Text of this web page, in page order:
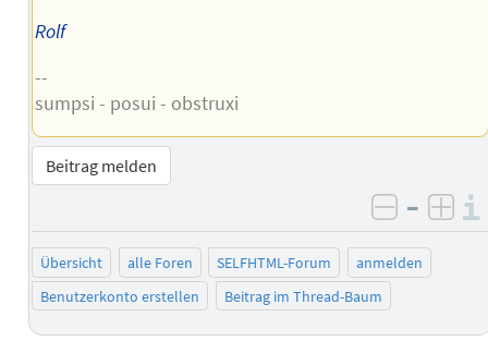
Rolf
--
sumpsi - posui - obstruxi
Beitrag melden
negativ
–
Übersicht alle Foren SELFHTML-Forum
anmelden
Benutzerkonto erstellen
Beitrag im Thread-Baum